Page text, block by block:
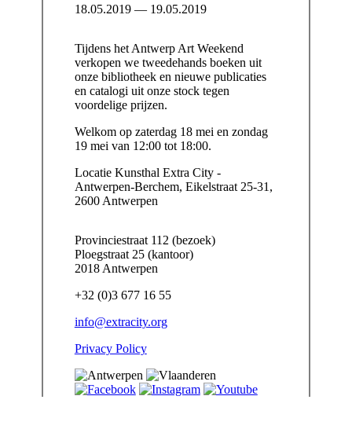
18.05.2019 — 19.05.2019
Tijdens het Antwerp Art Weekend
verkopen we tweedehands boeken uit
onze bibliotheek en nieuwe publicaties
en catalogi uit onze stock tegen
voordelige prijzen.
Welkom op zaterdag 18 mei en zondag
19 mei van 12:00 tot 18:00.
LocatieKunsthal Extra City -
Antwerpen-Berchem, Eikelstraat 25-31,
2600 Antwerpen
Provinciestraat 112 (bezoek)
Ploegstraat 25 (kantoor)
2018 Antwerpen
+32 (0)3 677 16 55
info@extracity.org
Privacy Policy